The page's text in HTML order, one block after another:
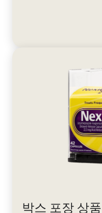
박스 포장 상